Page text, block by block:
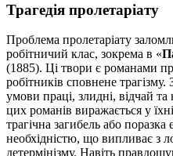
Трагедія пролетаріату
Проблема пролетаріату
робітничий клас, зокрема в «
(1885). Ці твори є романами
робітників сповнене
умови праці, злидні, відчай
цих романів виражається у
трагічна загибель або
необхідністю, що випливає з
детермінізму. Навіть